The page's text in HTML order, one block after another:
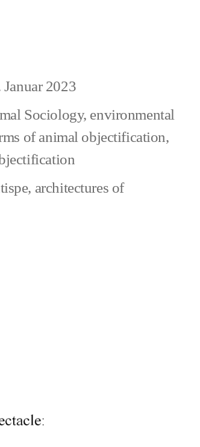
Januar 2023
Sociology, environmental
of animal objectification,
, architectures of